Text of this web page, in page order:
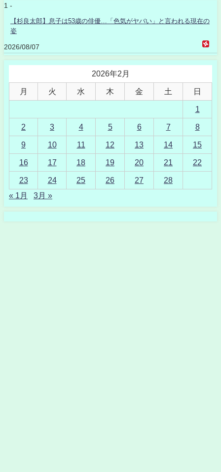
1 -
【杉良太郎】息子は53歳の俳優…「色気がヤバい」と言われる現在の
姿
2026/08/07
2026年2月
月 火 水 木 金 土 日
1
2 3 4 5 6 7 8
9 10 11 12 13 14 15
16 17 18 19 20 21 22
23 24 25 26 27
28
« 1月
3月 »